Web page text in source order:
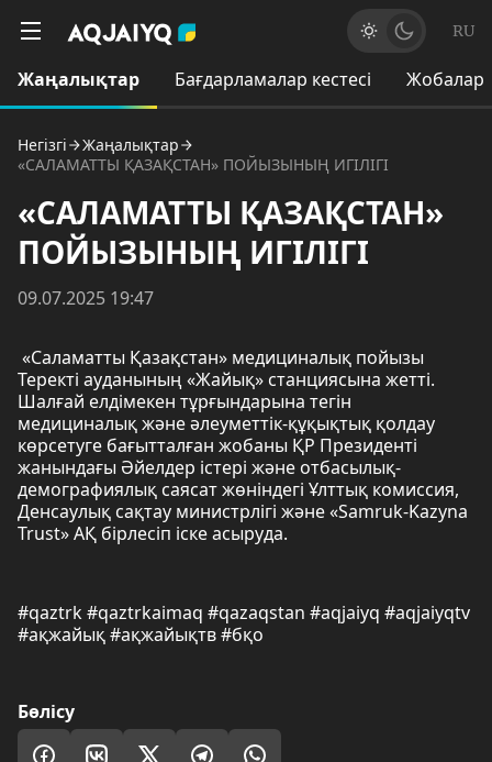
RU
Жаңалықтар Бағдарламалар кестесі Жобалар
Негізгі
Жаңалықтар
«САЛАМАТТЫ ҚАЗАҚСТАН» ПОЙЫЗЫНЫҢ ИГІЛІГІ
«САЛАМАТТЫ ҚАЗАҚСТАН»
ПОЙЫЗЫНЫҢ ИГІЛІГІ
09.07.2025 19:47
«Саламатты Қазақстан» медициналық пойызы
Теректі ауданының «Жайық» станциясына жетті.
Шалғай елдімекен тұрғындарына тегін
медициналық және әлеуметтік-құқықтық қолдау
көрсетуге бағытталған жобаны ҚР Президенті
жанындағы Әйелдер істері және отбасылық-
демографиялық саясат жөніндегі Ұлттық комиссия,
Денсаулық сақтау министрлігі және «Samruk-Kazyna
Trust» АҚ бірлесіп іске асыруда.
#qaztrk #qaztrkaimaq #qazaqstan #aqjaiyq #aqjaiyqtv
#ақжайық #ақжайықтв #бқо
Бөлісу